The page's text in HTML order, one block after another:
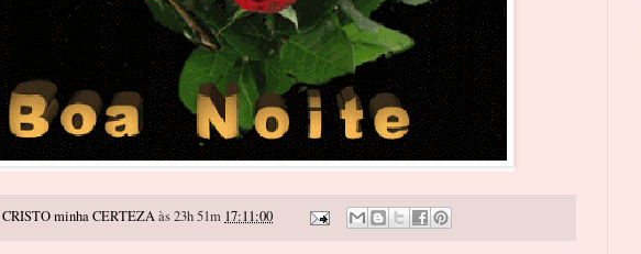
CRISTO minha CERTEZAàs 23h 51m 17:11:00